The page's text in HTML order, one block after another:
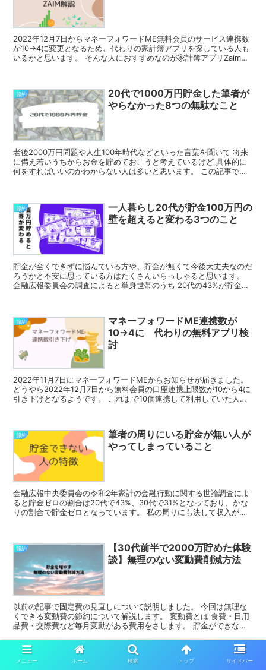
2022年12月7日からマネーフォワードME無料会員のサービス連携数
が10→4に変更となるため、代わりの家計簿アプリを探している人も
いるかと思います。 そんな人におすすめなのが家計簿アプリZaimな
節約
20代で1000万円貯金した筆者が
やらなかった8つの無駄なこと
老後2000万円問題や人生100年時代などといった言葉を聞いて 将来
に備え若いうちからお金を貯めておこうと考えているけど 具体的に
何をすればいいのかわからない人は多いと思います。 この記事では
節約
一人暮らし20代が貯金100万円の
壁を超えると変わる3つのこと
貯金が全くできずに悩んでいる方や、貯金が無くて今後大丈夫なのだ
ろうかと不安に思っている方はたくさんいらっしゃると思います。
金融広報委員会の調査によると単身世帯のうち 20代の43%が貯金ゼ
節約
マネーフォワードME連携数が
10→4に 代わりの無料アプリ検
討
2022年11月7日にマネーフォワードMEからお知らせが届きました。
どうやら2022年12月7日から無料会員の口座連携上限数が10から4に
引き下げとなるようです。 これまで10個連携して利用していた人に
節約
筆者の周りにいる貯金が無い人が
やってしまっていること
金融広報中央委員会の令和2年家計の金融行動に関する世論調査によ
ると貯金ゼロの割合は20代で43%、30代で31%となっており、かな
りの割合で貯金ゼロとなっています。 私の周りにも決して収入が少
節約
【30代前半で2000万貯めた体験
談】無理のない変動費削減方法
以前の記事で固定費の見直しについて説明しました。 今回は無理な
くできる変動費の節約について解説します。 変動費とは 食費・日用
品費・交際費など毎月変動がある費用をさします。 貯金ができない
メニュー ホーム 検索 トップ サイドバー